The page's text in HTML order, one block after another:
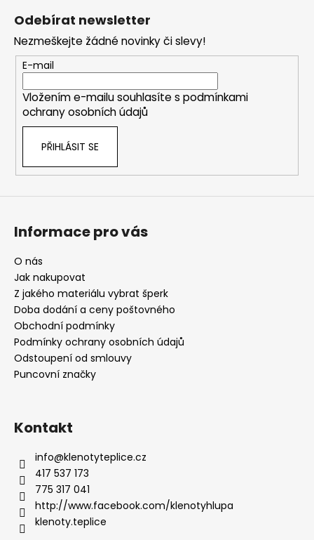
Odebírat newsletter
Nezmeškejte žádné novinky či slevy!
E-mail
Vložením e-mailu souhlasíte s podmínkami
ochrany osobních údajů
PŘIHLÁSIT SE
Informace pro vás
O nás
Jak nakupovat
Z jakého materiálu vybrat šperk
Doba dodání a ceny poštovného
Obchodní podmínky
Podmínky ochrany osobních údajů
Odstoupení od smlouvy
Puncovní značky
Kontakt
info@klenotyteplice.cz
417 537 173
775 317 041
http://www.facebook.com/klenotyhlupa
klenoty.teplice